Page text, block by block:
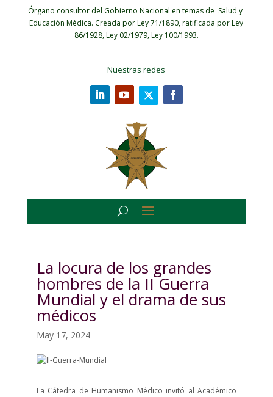
Órgano consultor del Gobierno Nacional en temas de Salud y
Educación Médica. Creada por Ley 71/1890, ratificada por Ley
86/1928, Ley 02/1979, Ley 100/1993.
Nuestras redes
La locura de los grandes
hombres de la II Guerra
Mundial y el drama de sus
médicos
May 17, 2024
La Cátedra de Humanismo Médico invitó al Académico